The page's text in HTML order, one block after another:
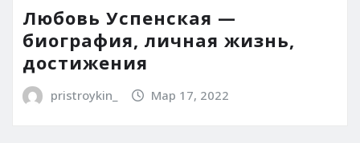
Любовь Успенская —
биография, личная жизнь,
достижения
pristroykin_ Мар 17, 2022